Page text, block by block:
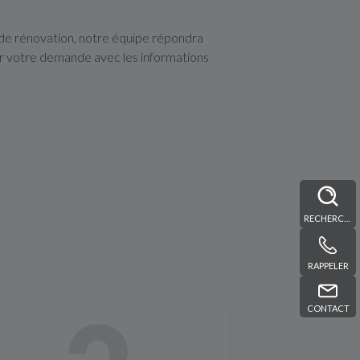
RAPPELER
CONTACT
rénovation, notre équipe répondra
votre demande avec les informations